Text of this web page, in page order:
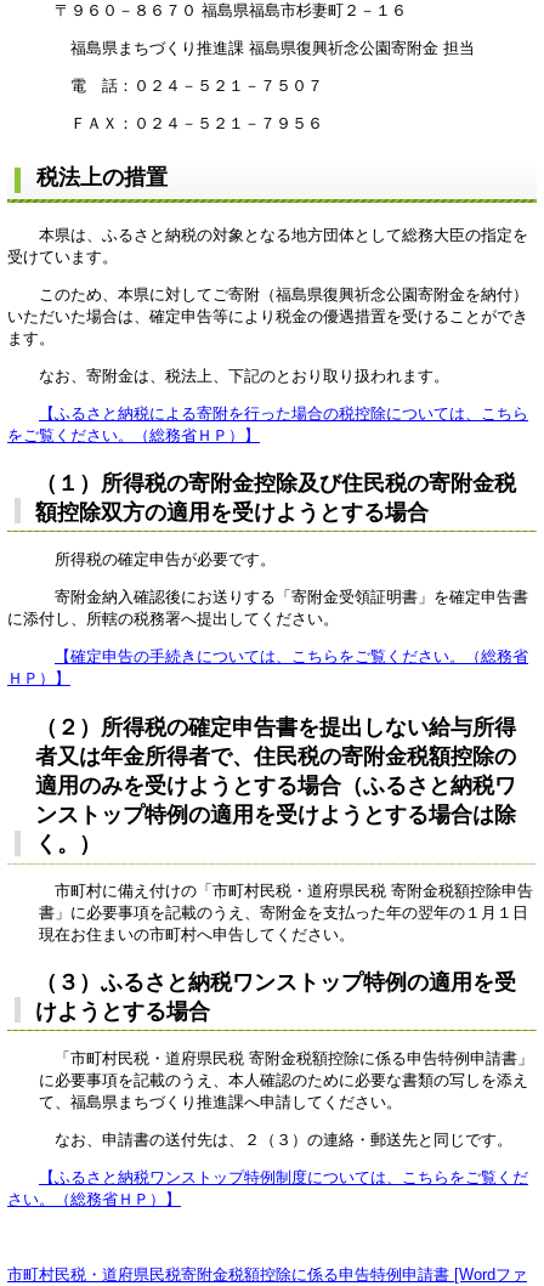
〒９６０－８６７０ 福島県福島市杉妻町２－１６
福島県まちづくり推進課 福島県復興祈念公園寄附金 担当
電 話：０２４－５２１－７５０７
ＦＡＸ：０２４－５２１－７９５６
税法上の措置
本県は、ふるさと納税の対象となる地方団体として総務大臣の指定を
受けています。
このため、本県に対してご寄附（福島県復興祈念公園寄附金を納付）
いただいた場合は、確定申告等により税金の優遇措置を受けることができ
ます。
なお、寄附金は、税法上、下記のとおり取り扱われます。
【ふるさと納税による寄附を行った場合の税控除については、こちら
をご覧ください。（総務省ＨＰ）】
（１） 所得税の寄附金控除及び住民税の寄附金税
額控除双方の適用を受けようとする場合
所得税の確定申告が必要です。
寄附金納入確認後にお送りする「寄附金受領証明書」を確定申告書
に添付し、所轄の税務署へ提出してください。
【確定申告の手続きについては、こちらをご覧ください。（総務省
ＨＰ）】
（２） 所得税の確定申告書を提出しない給与所得
者又は年金所得者で、住民税の寄附金税額控除の
適用のみを受けようとする場合（ふるさと納税ワ
ンストップ特例の適用を受けようとする場合は除
く。）
市町村に備え付けの「市町村民税・道府県民税 寄附金税額控除申告
書」に必要事項を記載のうえ、寄附金を支払った年の翌年の１月１日
現在お住まいの市町村へ申告してください。
（３）ふるさと納税ワンストップ特例の適用を受
けようとする場合
「市町村民税・道府県民税 寄附金税額控除に係る申告特例申請書」
に必要事項を記載のうえ、本人確認のために必要な書類の写しを添え
て、福島県まちづくり推進課へ申請してください。
なお、申請書の送付先は、２（３）の連絡・郵送先と同じです。
【ふるさと納税ワンストップ特例制度については、こちらをご覧くだ
さい。（総務省ＨＰ）】
市町村民税・道府県民税寄附金税額控除に係る申告特例申請書 [Wordファ